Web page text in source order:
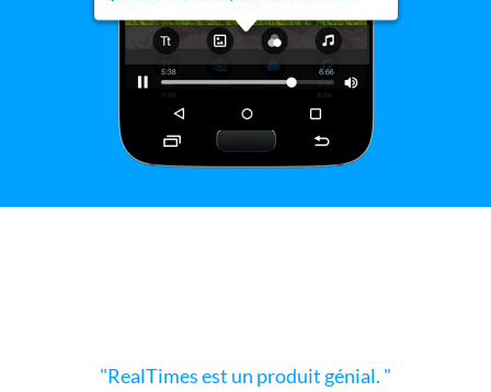
RealTimes est un produit génial.